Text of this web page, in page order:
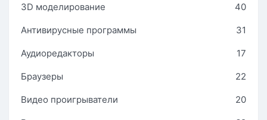
3D моделирование 40
Антивирусные программы 31
Аудиоредакторы 17
Браузеры 22
Видео проигрыватели 20